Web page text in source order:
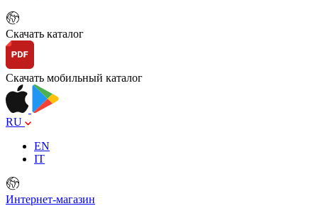
Скачать каталог
Скачать мобильный каталог
RU
EN
IT
Интернет-магазин